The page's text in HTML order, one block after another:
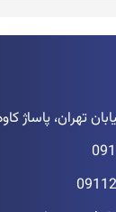
پاساژ کاوه، طبقه